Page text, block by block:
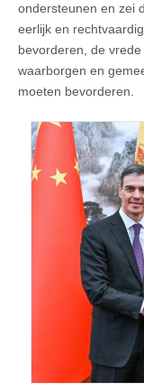
ondersteunen en zei
eerlijk en
bevorderen, de
waarborgen en
moeten bevorderen.